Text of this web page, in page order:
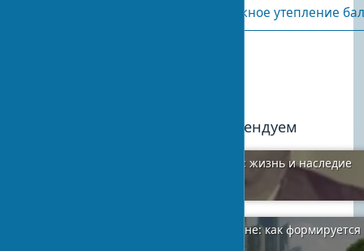
Нужно ли разрешение на наружное утепление
Мы рекомендуем
Владимир Игнатьевич Заболотный: жизнь и наследие
Мегатренды в архитектуре и дизайне: как